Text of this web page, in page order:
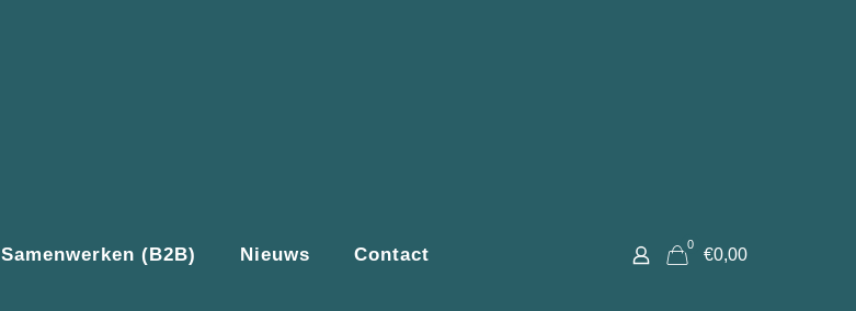
Samenwerken (B2B) Nieuws Contact 0
€0,00